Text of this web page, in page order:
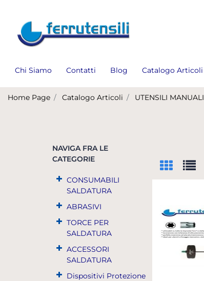
Chi Siamo Contatti Blog Catalogo Articoli
Home Page Catalogo Articoli UTENSILI MANUALI
NAVIGA FRA LE
CATEGORIE
CONSUMABILI
SALDATURA
ABRASIVI
TORCE PER
SALDATURA
ACCESSORI
SALDATURA
Dispositivi Protezione